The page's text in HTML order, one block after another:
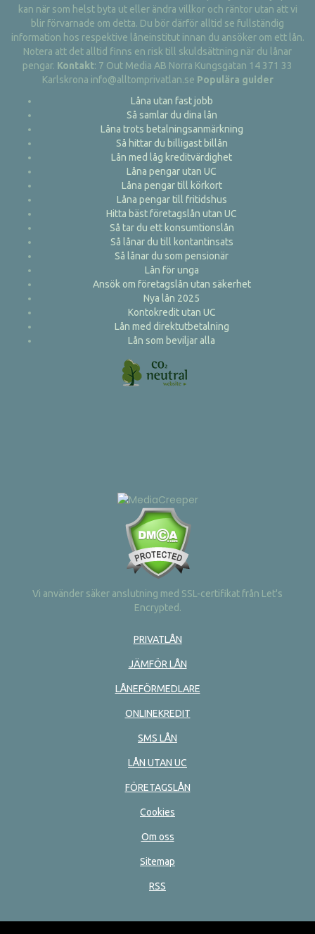
kan när som helst byta ut eller ändra villkor och räntor utan att vi
blir förvarnade om detta. Du bör därför alltid se fullständig
information hos respektive låneinstitut innan du ansöker om ett lån.
Notera att det alltid finns en risk till skuldsättning när du lånar
pengar. Kontakt: 7 Out Media AB Norra Kungsgatan 14 371 33
Karlskrona info@alltomprivatlan.se Populära guider
Låna utan fast jobb
Så samlar du dina lån
Låna trots betalningsanmärkning
Så hittar du billigast billån
Lån med låg kreditvärdighet
Låna pengar utan UC
Låna pengar till körkort
Låna pengar till fritidshus
Hitta bäst företagslån utan UC
Så tar du ett konsumtionslån
Så lånar du till kontantinsats
Så lånar du som pensionär
Lån för unga
Ansök om företagslån utan säkerhet
Nya lån 2025
Kontokredit utan UC
Lån med direktutbetalning
Lån som beviljar alla
Vi använder säker anslutning med SSL-certifikat från Let's
Encrypted.
PRIVATLÅN
JÄMFÖR LÅN
LÅNEFÖRMEDLARE
ONLINEKREDIT
SMS LÅN
LÅN UTAN UC
FÖRETAGSLÅN
Cookies
Om oss
Sitemap
RSS